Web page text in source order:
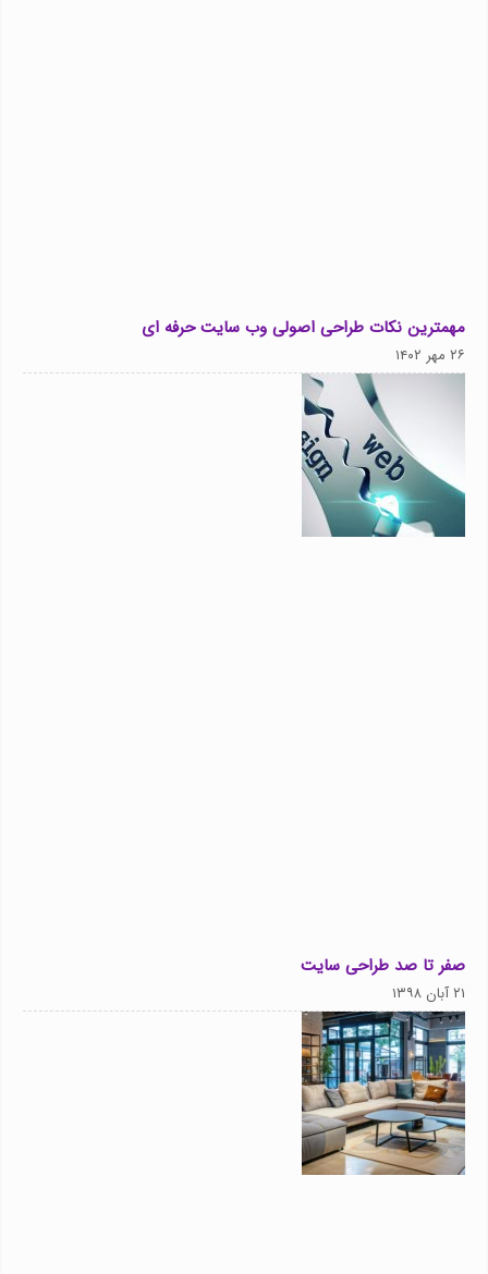
مهمترین نکات طراحی اصولی وب سایت حرفه ای
۲۶ مهر ۱۴۰۲
صفر تا صد طراحی سایت
۲۱ آبان ۱۳۹۸